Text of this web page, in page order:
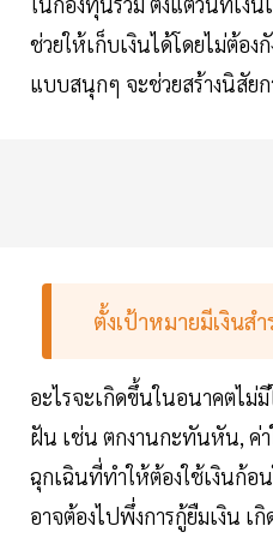
ช่วยให้เก็บเงินได้โดยไม่ต้อง
แบบสนุกๆ จะช่วยสร้างนิสัย
ตั้งเป้าหมายมีเงินส
อะไรจะเกิดขึ้นในอนาคตไม่
ฝัน เช่น ตกงานกะทันหัน, ค่
ฉุกเฉินที่ทำให้ต้องใช้เงินก้อ
อาจต้องไปพึ่งการกู้ยืมเงิน